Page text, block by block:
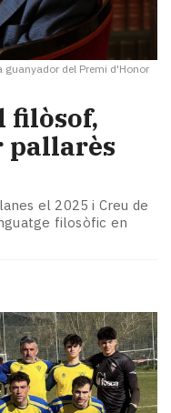
guanyador del Premi d'Honor
filòsof,
pallarès
el 2025 i Creu de
filosòfic en